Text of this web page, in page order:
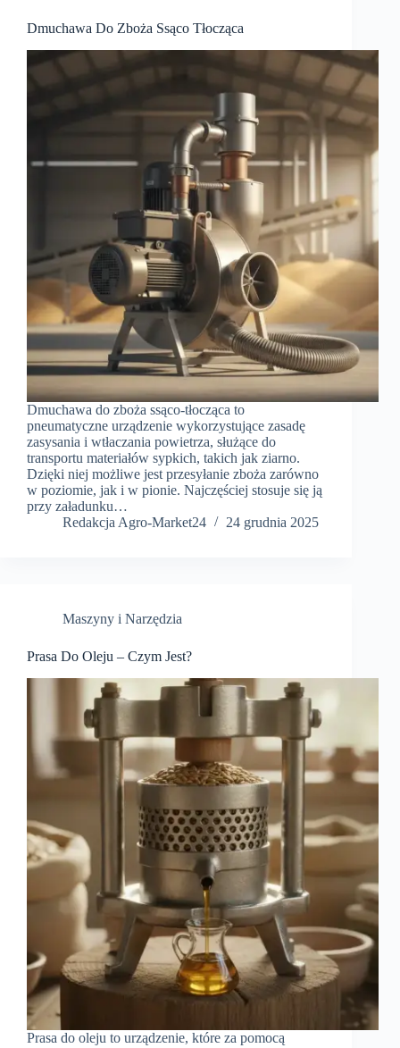
Dmuchawa Do Zboża Ssąco Tłocząca
Dmuchawa do zboża ssąco-tłocząca to
pneumatyczne urządzenie wykorzystujące zasadę
zasysania i wtłaczania powietrza, służące do
transportu materiałów sypkich, takich jak ziarno.
Dzięki niej możliwe jest przesyłanie zboża zarówno
w poziomie, jak i w pionie. Najczęściej stosuje się ją
przy załadunku…
Redakcja Agro-Market24
24 grudnia 2025
Maszyny i Narzędzia
Prasa Do Oleju – Czym Jest?
Prasa do oleju to urządzenie, które za pomocą